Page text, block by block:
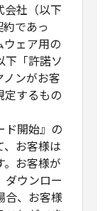
会社（以下
であっ
ウェア用の
下「許諾ソ
ンがお客
定するもの
ド開始』の
、お客様は
。お客様が
ダウンロー
合、お客様